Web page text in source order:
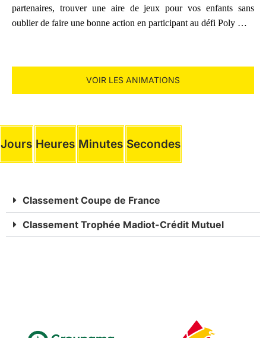
partenaires, trouver une aire de jeux pour vos enfants sans
oublier de faire une bonne action en participant au défi Poly …
VOIR LES ANIMATIONS
Jours Heures Minutes Secondes
Classement Coupe de France
Classement Trophée Madiot-Crédit Mutuel